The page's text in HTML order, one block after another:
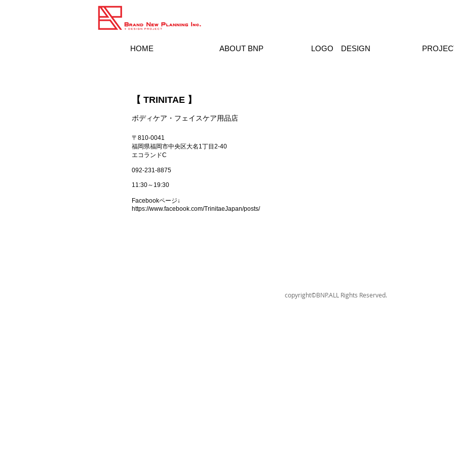
【 TRINITAE 】
ボディケア・フェイスケア用品店
〒810-0041
福岡県福岡市中央区大名1丁目2-40
エコランドC
092-231-8875
11:30～19:30
​Facebookページ↓
https://www.facebook.com/TrinitaeJapan/posts/
HOME ABOUT BNP LOGO DESIGN
copyright©BNP.ALL Rights Reserved.